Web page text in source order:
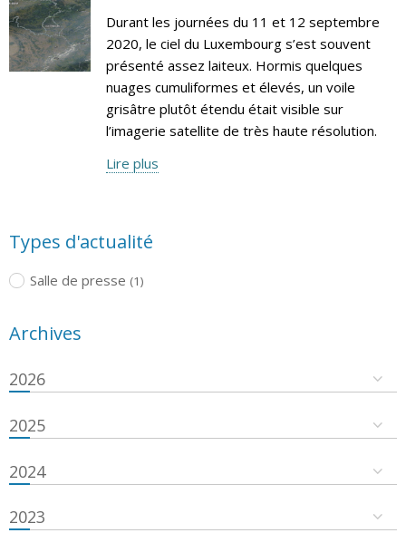
Durant les journées du 11 et 12 septembre
2020, le ciel du Luxembourg s’est souvent
présenté assez laiteux. Hormis quelques
nuages cumuliformes et élevés, un voile
grisâtre plutôt étendu était visible sur
l’imagerie satellite de très haute résolution.
Lire plus
Types d'actualité
Salle de presse (1)
Archives
2026
2025
2024
2023